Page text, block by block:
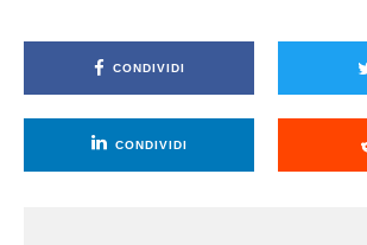
CONDIVIDI
CONDIVIDI